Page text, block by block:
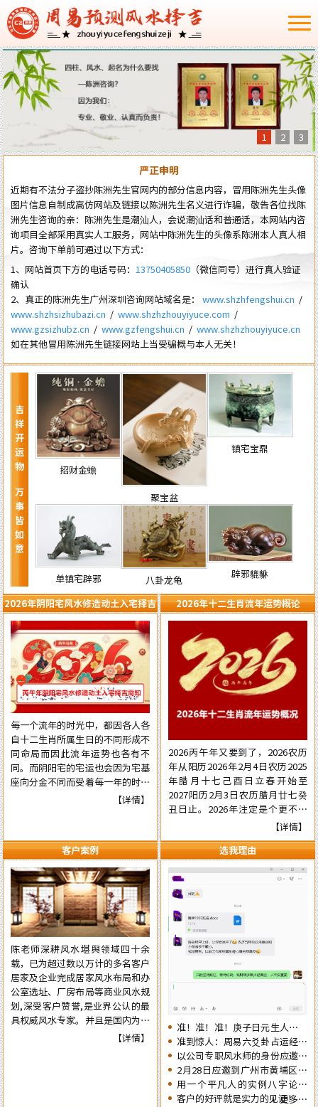
1 2 3
严正申明
近期有不法分子盗抄陈洲先生官网内的部分信息内容，冒用陈洲先生头像
图片信息自制成高仿网站及链接以陈洲先生名义进行诈骗，敬告各位找陈
洲先生咨询的亲：陈洲先生是潮汕人，会说潮汕话和普通话，本网站内咨
询项目全部采用真实人工服务，网站中陈洲先生的头像系陈洲本人真人相
片。咨询下单前可通过以下方式：
1、网站首页下方的电话号码： 13750405850 （微信同号）进行真人验证
确认
2、真正的陈洲先生广州深圳咨询网站域名是： www.shzhfengshui.cn /
www.shzhsizhubazi.cn / www.shzhzhouyiyuce.com /
www.gzsizhubz.cn / www.gzfengshui.cn / www.shzhzhouyiyuce.cn
如在其他冒用陈洲先生链接网站上当受骗概与本人无关！
吉祥开运物 万事皆如意 招财金蟾
聚宝盆
镇宅宝鼎
单镇宅辟邪 八卦龙龟 辟邪貔貅
2026年阴阳宅风水修造动土入宅择吉
需知
每一个流年的时光中，都因各人各
自十二生肖所属生日的不同形成不
同命局而因此流年运势也各有不
同。而阴阳宅的宅运也会因为宅基
座向分金不同而受着每一年的时光
气运的不同影响，在阳宅置业建造
在阳宅置业建造和阴宅修造的事项
择吉中做到正确，就需要了解一下
2026年阴阳宅风水修造动土入宅
择吉的具体要点，为心宜的吉屋修
建入宅或阴宅的修造选取到一个能
够趋吉避凶的好日辰而做好规划，
争取更大的成就……
【详情】
2026年十二生肖流年运势概论
2026丙午年又要到了，2026农历
年从阳历2026年2月4日农历2025
年腊月十七己酉日立春开始至
2027阳历2月3日农历腊月廿七癸
丑日止。2026年注定是个更不平
常的流年，本年国际形势会更加动
荡混乱复杂，国内派系斗争逼害严
重，经济更加混乱，行业拢断更加
白热化，民营企业压力已至顶端悬
崖之上。有更多的民营企业被洗牌
面临关闭，两极化更加明显。但不
管怎样，各人有各自的命，十二生
肖生人因命局的不同，运势也各有
不同。为使自己在新的一年里能够
趋吉避凶行好运，有必要先知先
觉，提前了解一下2026年十二生
肖的流年运势情况为未来的一年提
前布局，争取更大的成就……
【详情】
客户案例
陈老师深耕风水堪舆领域四十余
载，已为超过数以万计的多名客户
居家及企业完成居家风水布局和办
公室选址、厂房布局等商业风水规
划,深受客户赞誉,是业界公认的最
具权威风水专家。并且是国内为数
不多的资深四柱周易预测师，在四
【详情】
选我理由
准！准！准！庚子日元生人丙午
流年的运势判断实例
准到惊人：周易六爻卦占运经典
案例分享
以公司专职风水师的身份应邀出
席《星橙网络科技公司》成立5
周年庆典
2月28日应邀到广州市黄埔区为
朋友的亲戚堪舆住房风水
用一个平凡人的实例八字论断
2026马年的流年运势
客户的好评就是实力的见证！
更多…